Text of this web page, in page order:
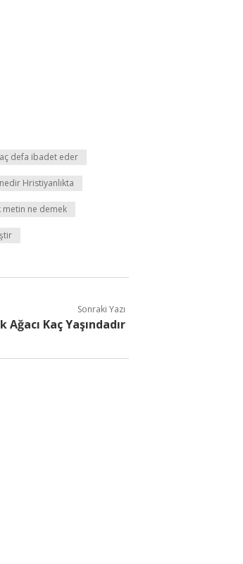
defa ibadet eder
Hristiyanlıkta
metin ne demek
Sonraki Yazı
Kaç Yaşındadır